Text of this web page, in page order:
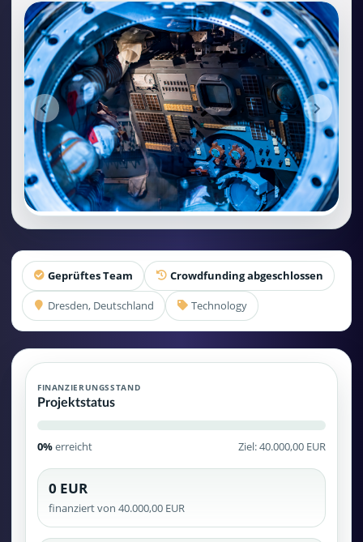
Projektteam: SupraTix GmbH.
Historischer Finanzierungsstand: 0 EUR von 40.000,00 EUR.
Unterstützer:innen: 0. Erreicht: 0 Prozent.
Historisch veröffentlichte Unterstützungsoptionen: 4.
Aktiver Seitenabschnitt: information.
Qualitätssicherung: Kanonische URL, Robots-Angaben,
Geprüftes Team Crowdfunding abgeschlossen
Dresden, Deutschland Technology
FINANZIERUNGSSTAND
Projektstatus
0%erreicht Ziel: 40.000,00 EUR
0 EUR
finanziert von 40.000,00 EUR